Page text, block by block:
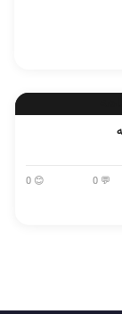
💬 0
😊 0